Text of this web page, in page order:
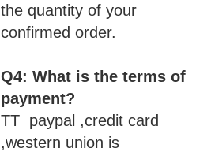
the quantity of your
confirmed order.
Q4: What is the terms of
payment?
TT paypal ,credit card
,western union is